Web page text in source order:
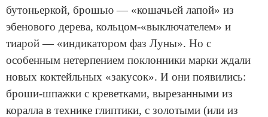
бутоньеркой, брошью — «кошачьей лапой» из
эбенового дерева, кольцом-«выключателем» и
тиарой — «индикатором фаз Луны». Но с
особенным нетерпением поклонники марки ждали
новых коктейльных «закусок». И они появились:
броши-шпажки с креветками, вырезанными из
коралла в технике глиптики, с золотыми (или из